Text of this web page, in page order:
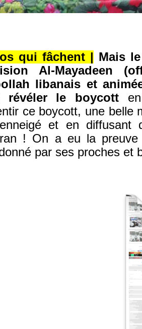
qui fâchent | Mais
Al-Mayadeen
libanais et
révéler le boycotten
ce boycott, une belle
et en diffusant
! On a eu la
par ses proches et